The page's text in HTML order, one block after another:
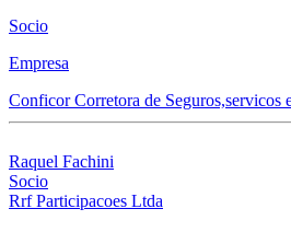
Socio
Empresa
Conficor Corretora de Seguros,servicos
Raquel Fachini
Socio
Rrf Participacoes Ltda